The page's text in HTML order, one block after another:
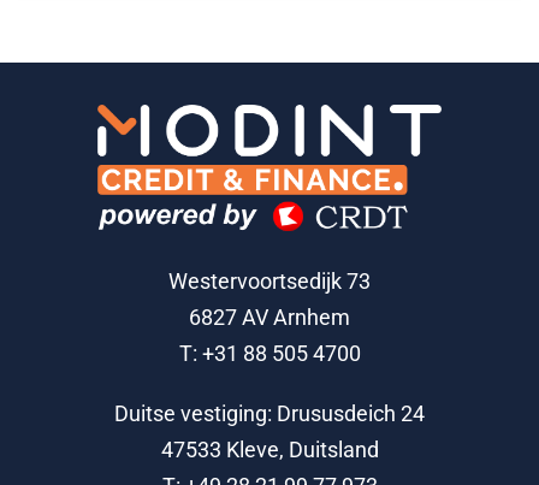
Westervoortsedijk 73
6827 AV Arnhem
T: +31 88 505 4700
Duitse vestiging: Drususdeich 24
47533 Kleve, Duitsland